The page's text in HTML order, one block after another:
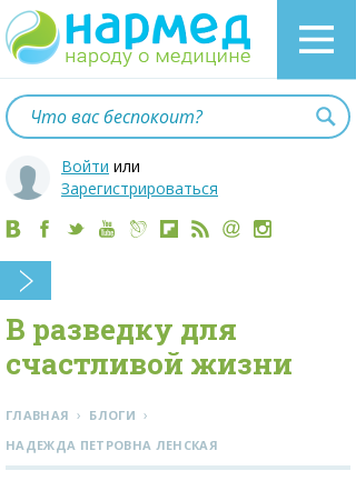
Войти или
Зарегистрироваться
В разведку для
счастливой жизни
ГЛАВНАЯ › БЛОГИ ›
НАДЕЖДА ПЕТРОВНА ЛЕНСКАЯ